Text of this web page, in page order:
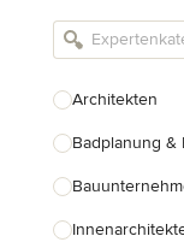
Architekten
Badplanung &